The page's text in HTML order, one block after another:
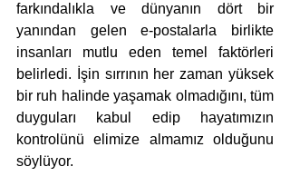
farkındalıkla ve dünyanın dört bir
yanından gelen e-postalarla birlikte
insanları mutlu eden temel faktörleri
belirledi. İşin sırrının her zaman yüksek
bir ruh halinde yaşamak olmadığını, tüm
duyguları kabul edip hayatımızın
kontrolünü elimize almamız olduğunu
söylüyor.